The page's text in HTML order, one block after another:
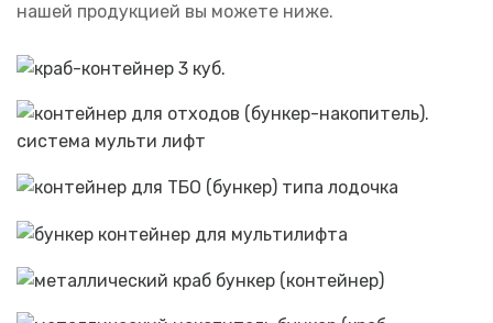
нашей продукцией вы можете ниже.